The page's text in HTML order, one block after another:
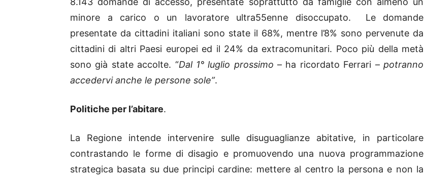
minore a carico o un lavoratore ultra55enne disoccupato. Le domande
presentate da cittadini italiani sono state il 68%, mentre l’8% sono pervenute da
cittadini di altri Paesi europei ed il 24% da extracomunitari. Poco più della metà
sono già state accolte. “Dal 1° luglio prossimo – ha ricordato Ferrari –potranno
accedervi anche le persone sole”.
Politiche per l’abitare.
La Regione intende intervenire sulle disuguaglianze abitative, in particolare
contrastando le forme di disagio e promuovendo una nuova programmazione
strategica basata su due principi cardine: mettere al centro la persona e non la